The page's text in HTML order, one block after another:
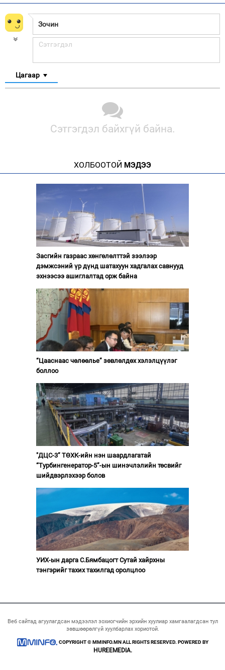
Цагаар
Сэтгэгдэл байхгүй байна.
ХОЛБООТОЙ МЭДЭЭ
Засгийн газраас хөнгөлөлттэй зээлээр
дэмжсэний үр дүнд шатахуун хадгалах савнууд
эхнээсээ ашиглалтад орж байна
“Цааснаас чөлөөлье” зөвлөлдөх хэлэлцүүлэг
боллоо
"ДЦС-3” ТӨХК-ийн нэн шаардлагатай
“Турбингенератор-5”-ын шинэчлэлийн төсвийг
шийдвэрлэхээр болов
УИХ-ын дарга С.Бямбацогт Сутай хайрхны
тэнгэрийг тахих тахилгад оролцлоо
Веб сайтад агуулагдсан мэдээлэл зохиогчийн эрхийн хуулиар хамгаалагдсан тул
зөвшөөрөлгүй хуулбарлах хориотой.
COPYRIGHT © MMINFO.MN ALL RIGHTS RESERVED. POWERED BY
HUREEMEDIA.